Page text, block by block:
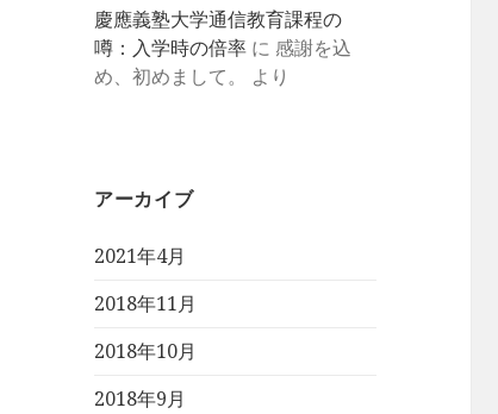
慶應義塾大学通信教育課程の
噂：入学時の倍率 に 感謝を込
め、初めまして。
より
アーカイブ
2021年4月
2018年11月
2018年10月
2018年9月